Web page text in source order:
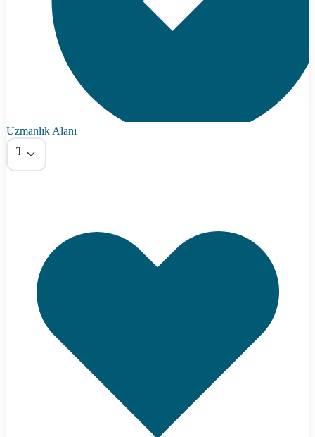
Uzmanlık Alanı
Tümü